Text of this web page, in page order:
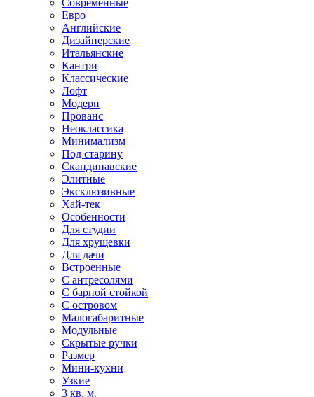
Современные
Евро
Английские
Дизайнерские
Итальянские
Кантри
Классические
Лофт
Модерн
Прованс
Неоклассика
Минимализм
Под старину
Скандинавские
Элитные
Эксклюзивные
Хай-тек
Особенности
Для студии
Для хрущевки
Для дачи
Встроенные
С антресолями
С барной стойкой
С островом
Малогабаритные
Модульные
Скрытые ручки
Размер
Мини-кухни
Узкие
3 кв. м.